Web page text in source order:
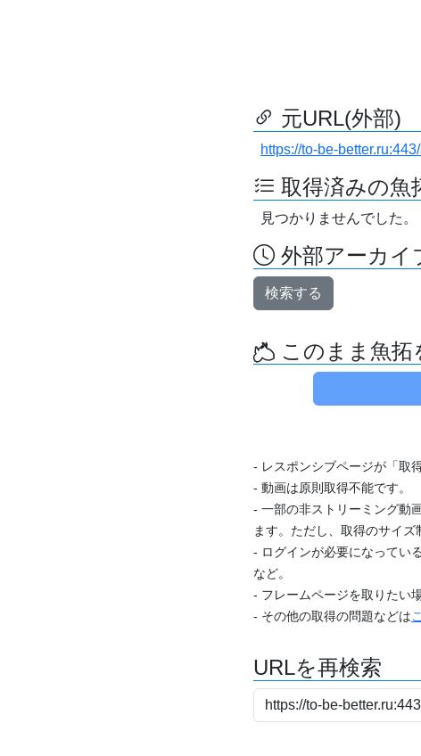
元URL(外部)
https://to-be-
取得済みの魚
見つかりませんでした。
外部アーカイ
検索する
このまま魚拓
- レスポンシブページが「取
- 動画は原則取得不能です。
- 一部の非ストリーミング動
ます。ただし、取得のサイ
- ログインが必要になってい
など。
- フレームページを取りたい
- その他の取得の問題などは
URLを再検索